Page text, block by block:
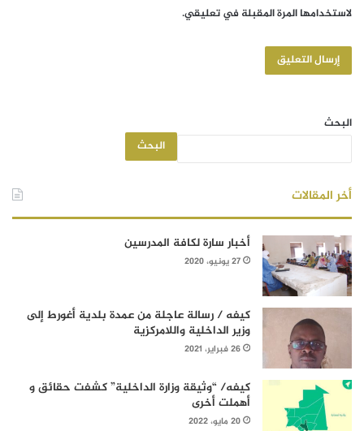
لاستخدامها المرة المقبلة في تعليقي.
البحث
البحث
أخر المقالات
أخبار سارة لكافة المدرسين
27 يونيو، 2020
كيفه / رسالة عاجلة من عمدة بلدية أغورط إلى
وزير الداخلية واللامركزية
26 فبراير، 2021
كيفه/ “وثيقة وزارة الداخلية” كشفت حقائق و
أهملت أخرى
20 مايو، 2022